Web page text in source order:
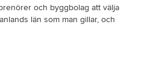
och byggbolag att välja
län som man gillar, och